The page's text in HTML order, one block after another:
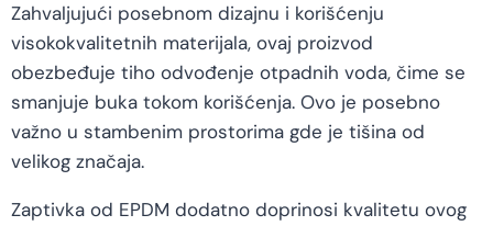
Zahvaljujući posebnom dizajnu i korišćenju
visokokvalitetnih materijala, ovaj proizvod
obezbeđuje tiho odvođenje otpadnih voda, čime se
smanjuje buka tokom korišćenja. Ovo je posebno
važno u stambenim prostorima gde je tišina od
velikog značaja.
Zaptivka od EPDM dodatno doprinosi kvalitetu ovog